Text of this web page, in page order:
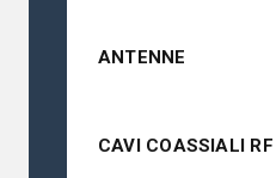
ANTENNE
CAVI COASSIALI RF